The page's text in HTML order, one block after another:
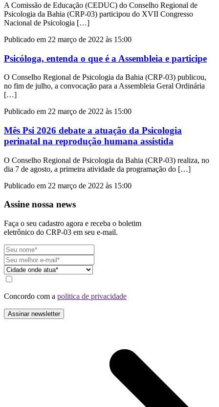
A Comissão de Educação (CEDUC) do Conselho Regional de
Psicologia da Bahia (CRP-03) participou do XVII Congresso
Nacional de Psicologia […]
Publicado em 22 março de 2022 às 15:00
Psicóloga, entenda o que é a Assembleia e participe
O Conselho Regional de Psicologia da Bahia (CRP-03) publicou,
no fim de julho, a convocação para a Assembleia Geral Ordinária
[…]
Publicado em 22 março de 2022 às 15:00
Mês Psi 2026 debate a atuação da Psicologia
perinatal na reprodução humana assistida
O Conselho Regional de Psicologia da Bahia (CRP-03) realiza, no
dia 7 de agosto, a primeira atividade da programação do […]
Publicado em 22 março de 2022 às 15:00
Assine nossa news
Faça o seu cadastro agora e receba o boletim
eletrônico do CRP-03 em seu e-mail.
Concordo com a politica de privacidade